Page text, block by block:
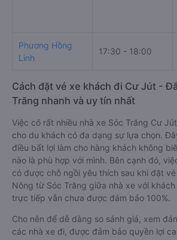
Phương Hồng
Linh
17:30 - 18:00
Cách đặt vé xe khách đi Cư Jút -
Trăng nhanh và uy tín nhất
Việc có rất nhiều nhà xe Sóc Trăng Cư
cho du khách có đa dạng sự lựa chọn.
điều bất lợi làm cho hàng khách không
nào là phù hợp với mình. Bên cạnh đó,
có được chỗ ngồi yêu thích sau khi đặt
Nông từ Sóc Trăng giữa nhà xe với
trực tiếp vẫn chưa được đảm bảo 100%.
Cho nên để dễ dàng so sánh giá, xem
các nhà xe đi, được đảm bảo quyền lợi